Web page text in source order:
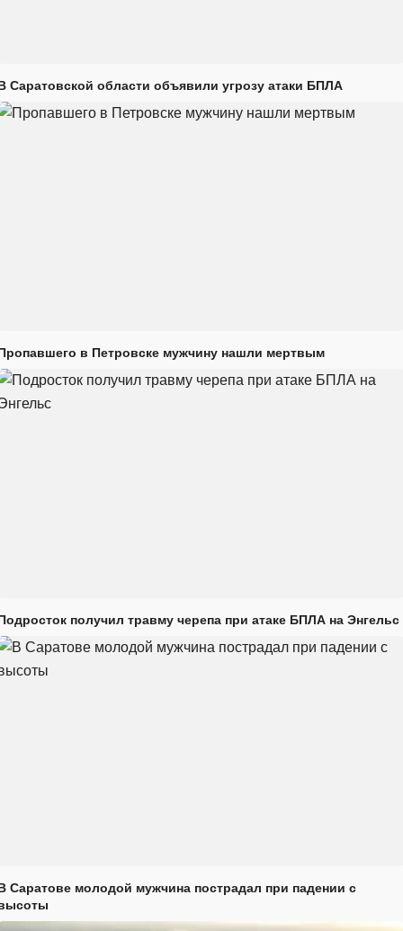
Саратовской области объявили угрозу атаки БПЛА
в Петровске мужчину нашли мертвым
получил травму черепа при атаке БПЛА на Энгельс
Саратове молодой мужчина пострадал при падении с